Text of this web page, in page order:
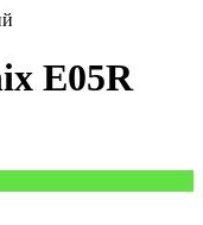
E05R